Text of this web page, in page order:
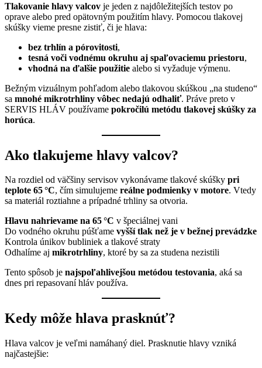
Tlakovanie hlavy valcov je jeden z najdôležitejších testov po
oprave alebo pred opätovným použitím hlavy. Pomocou tlakovej
skúšky vieme presne zistiť, či je hlava:
bez trhlín a pórovitosti,
tesná voči vodnému okruhu aj spaľovaciemu priestoru,
vhodná na ďalšie použitie alebo si vyžaduje výmenu.
Bežným vizuálnym pohľadom alebo tlakovou skúškou „na studeno“
sa mnohé mikrotrhliny vôbec nedajú odhaliť. Práve preto v
SERVIS HLÁV používame pokročilú metódu tlakovej skúšky za
horúca.
Ako tlakujeme hlavy valcov?
Na rozdiel od väčšiny servisov vykonávame tlakové skúšky pri
teplote 65 °C, čím simulujeme reálne podmienky v motore. Vtedy
sa materiál roztiahne a prípadné trhliny sa otvoria.
Hlavu nahrievame na 65 °C v špeciálnej vani
Do vodného okruhu púšťame vyšší tlak než je v bežnej prevádzke
Kontrola únikov bubliniek a tlakové straty
Odhalíme aj mikrotrhliny, ktoré by sa za studena nezistili
Tento spôsob je najspoľahlivejšou metódou testovania, aká sa
dnes pri repasovaní hláv používa.
Kedy môže hlava prasknúť?
Hlava valcov je veľmi namáhaný diel. Prasknutie hlavy vzniká
najčastejšie: